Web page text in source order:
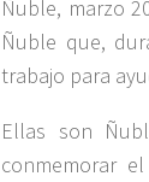
Ñuble, marzo
Ñuble que,
trabajo para
Ellas son
conmemorar